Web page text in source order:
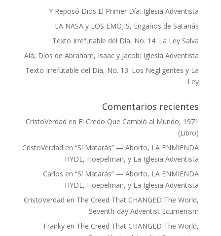
Y Reposó Dios El Primer Día: Iglesia Adventista
LA NASA y LOS EMOJIS, Engaños de Satanás
Texto Irrefutable del Día, No. 14: La Ley Salva
Alá, Dios de Abraham, Isaac y Jacob: Iglesia Adventista
Texto Irrefutable del Día, No. 13: Los Negligentes y La
Ley
Comentarios recientes
CristoVerdad en El Credo Que Cambió al Mundo, 1971
(Libro)
CristoVerdad en“Sí Matarás” — Aborto, LA ENMIENDA
HYDE, Hoepelman, y La Iglesia Adventista
Carlos en“Sí Matarás” — Aborto, LA ENMIENDA
HYDE, Hoepelman, y La Iglesia Adventista
CristoVerdad en The Creed That CHANGED The World,
Seventh-day Adventist Ecumenism
Franky en The Creed That CHANGED The World,